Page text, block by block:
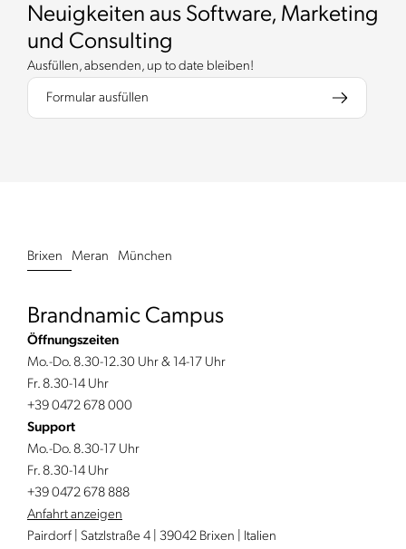
Neuigkeiten aus Software, Marketing
und Consulting
Ausfüllen, absenden, up to date bleiben!
Formular ausfüllen
Brixen Meran München
Brandnamic Campus
Öffnungszeiten
Mo.-Do. 8.30-12.30 Uhr & 14-17 Uhr
Fr. 8.30-14 Uhr
+39 0472 678 000
Support
Mo.-Do. 8.30-17 Uhr
Fr. 8.30-14 Uhr
+39 0472 678 888
Anfahrt anzeigen
Pairdorf | Satzlstraße 4 | 39042 Brixen | Italien